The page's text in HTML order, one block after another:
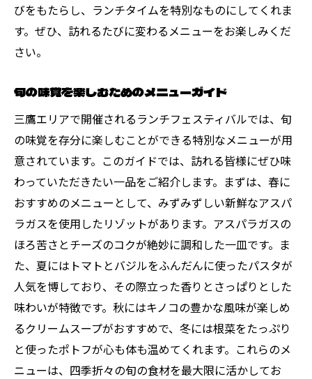
びをもたらし、ランチタイムを特別なものにしてくれま
す。ぜひ、訪れるたびに変わるメニューをお楽しみくだ
さい。
旬の味覚を楽しむためのメニューガイド
三鷹エリアで開催されるランチフェスティバルでは、旬
の味覚を存分に楽しむことができる特別なメニューが用
意されています。このガイドでは、訪れる皆様にぜひ味
わっていただきたい一品をご紹介します。まずは、春に
おすすめのメニューとして、みずみずしい新鮮なアスパ
ラガスを使用したリゾットがあります。アスパラガスの
ほろ苦さとチーズのコクが絶妙に調和した一皿です。ま
た、夏にはトマトとバジルをふんだんに使ったパスタが
人気を博しており、その際立った香りとさっぱりとした
味わいが特徴です。秋にはキノコの豊かな風味が楽しめ
るクリームスープがおすすめで、冬には根菜をたっぷり
と使ったポトフが心も体も温めてくれます。これらのメ
ニューは、四季折々の旬の食材を最大限に活かしてお